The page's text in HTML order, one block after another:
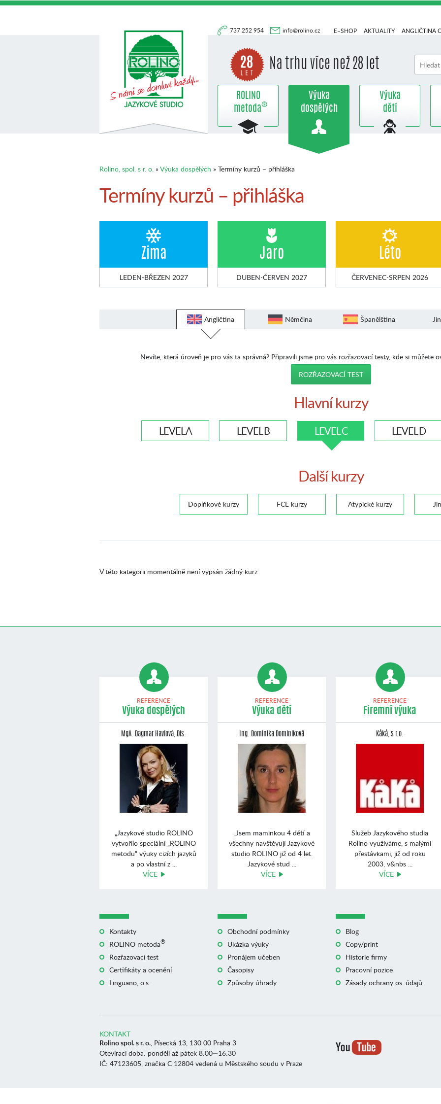
737 252 954 info@rolino.cz
Na trhu více než 28 let
E–SHOP AKTUALITY ANGLIČTINA
ROLINO
metoda®
Výuka
dospělých
Výuka
dětí
Rolino, spol. s r. o. »Výuka dospělých » Termíny kurzů – přihláška
Termíny kurzů – přihláška
Zima
LEDEN-BŘEZEN 2027
Jaro
DUBEN-ČERVEN 2027
Léto
ČERVENEC-SRPEN 2026
Angličtina Němčina Španělština
Nevíte, která úroveň je pro vás ta správná? Připravili jsme pro vás rozřazovací testy, kde si můžete
ROZŘAZOVACÍ TEST
Hlavní kurzy
LEVEL A LEVEL B LEVEL C LEVEL D
Další kurzy
Doplňkové kurzy FCE kurzy Atypické kurzy
V této kategorii momentálně není vypsán žádný kurz
REFERENCE
Výuka dospělých
MgA. Dagmar Havlová, Dis.
„Jazykové studio ROLINO
vytvořilo speciální „ROLINO
metodu“ výuky cizích jazyků
a po vlastní z ...
VÍCE
REFERENCE
Výuka dětí
Ing. Dominika Dominiková
„Jsem maminkou 4 dětí a
všechny navštěvují Jazykové
studio ROLINO již od 4 let.
Jazykové stud ...
VÍCE
REFERENCE
Firemní výuka
Kåkå, s r.o.
Služeb Jazykového studia
Rolino využíváme, s malými
přestávkami, již od roku
2003, v&nbs ...
VÍCE
Kontakty
ROLINO metoda®
Rozřazovací test
Certifikáty a ocenění
Linguano, o.s.
Obchodní podmínky
Ukázka výuky
Pronájem učeben
Časopisy
Způsoby úhrady
Blog
Copy/print
Historie firmy
Pracovní pozice
Zásady ochrany os. údajů
KONTAKT
Rolino spol. s r. o., Písecká 13, 130 00 Praha 3
Otevírací doba: pondělí až pátek 8:00—16:30
IČ: 47123605, značka C 12804 vedená u Městského soudu v Praze